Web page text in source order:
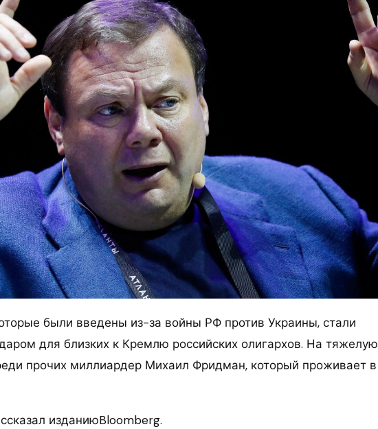
были введены из-за войны РФ против Украины, стали
для близких к Кремлю российских олигархов. На тяжелую
прочих миллиардер Михаил Фридман, который проживает в
изданиюBloomberg.